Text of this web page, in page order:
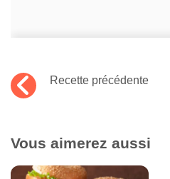
Recette précédente
Vous aimerez aussi